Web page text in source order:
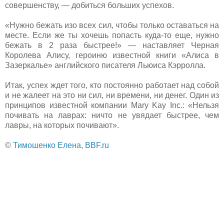
совершенству, — добиться больших успехов.
«Нужно бежать изо всех сил, чтобы только оставаться на
месте. Если же ты хочешь попасть куда-то еще, нужно
бежать в 2 раза быстрее!» — наставляет Черная
Королева Алису, героиню известной книги «Алиса в
Зазеркалье» английского писателя Льюиса Кэрролла.
Итак, успех ждет того, кто постоянно работает над собой
и не жалеет на это ни сил, ни времени, ни денег. Один из
принципов известной компании Mary Kay Inc.: «Нельзя
почивать на лаврах: ничто не увядает быстрее, чем
лавры, на которых почивают».
© Тимошенко Елена, BBF.ru